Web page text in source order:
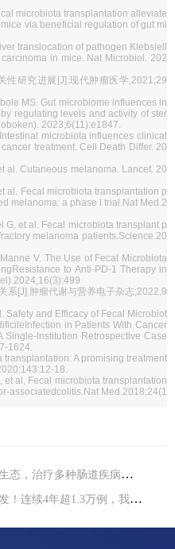
microbiota transplantation alleviate
via beneficial regulation of gut mi
translocation of pathogen Klebsiell
in mice. Nat Microbiol. 202
性研究进展[J].现代肿瘤医学,2021;29
MS. Gut microbiome influences in
regulating levels and activity of ster
2023;6(11):e1847.
microbiota influences clinical
treatment. Cell Death Differ. 20
al. Cutaneous melanoma. Lancet. 20
al. Fecal microbiota transplantation p
melanoma: a phase l trial.Nat Med.2
G, et al. Fecal microbiota transplant p
melanoma patients.Science.20
V. The Use of Fecal Microbiota
to Anti-PD-1 Therapy in
系[J].肿瘤代谢与营养电子杂志;2022,9
Safety and Efficacy of Fecal Microbiot
in Patients With Cancer
Single-lnstitution Retrospective Case
1624.
transplantation: A promising treatment
18.
et al, Fecal microbiota transplantation
associatedcolitis.Nat Med.2018;24(1
治疗多种肠道疾病的新希望
4年超1.3万例，我们该如何防范？